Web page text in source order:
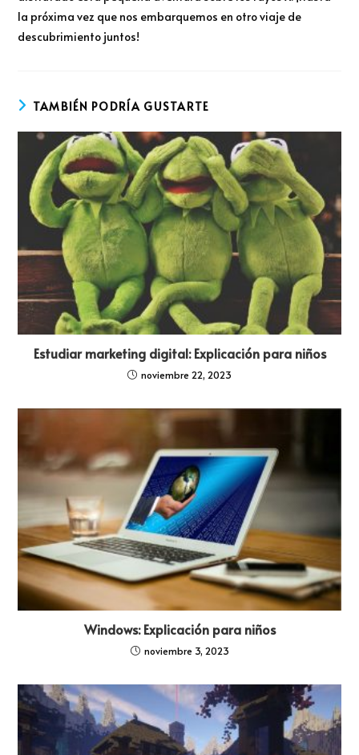
la próxima vez que nos embarquemos en otro viaje de
descubrimiento juntos!
TAMBIÉN PODRÍA GUSTARTE
Estudiar marketing digital: Explicación para niños
noviembre 22, 2023
Windows: Explicación para niños
noviembre 3, 2023